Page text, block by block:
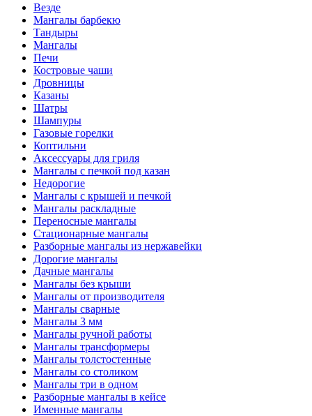
Везде
Мангалы барбекю
Тандыры
Мангалы
Печи
Костровые чаши
Дровницы
Казаны
Шатры
Шампуры
Газовые горелки
Коптильни
Аксессуары для гриля
Мангалы с печкой под казан
Недорогие
Мангалы с крышей и печкой
Мангалы раскладные
Переносные мангалы
Стационарные мангалы
Разборные мангалы из нержавейки
Дорогие мангалы
Дачные мангалы
Мангалы без крыши
Мангалы от производителя
Мангалы сварные
Мангалы 3 мм
Мангалы ручной работы
Мангалы трансформеры
Мангалы толстостенные
Мангалы со столиком
Мангалы три в одном
Разборные мангалы в кейсе
Именные мангалы